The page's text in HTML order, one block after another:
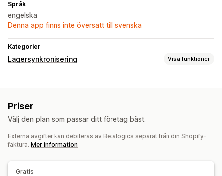
Språk
engelska
Denna app finns inte översatt till svenska
Kategorier
Lagersynkronisering Visa funktioner
Realtid
Prestandamätvärden
Synkronisering i realtid
Priser
Välj den plan som passar ditt företag bäst.
Externa avgifter kan debiteras av Betalogics separat från din Shopify-
faktura. Mer information
Gratis